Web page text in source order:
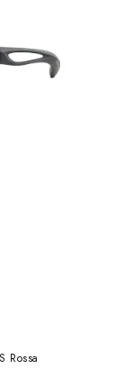
Rossa